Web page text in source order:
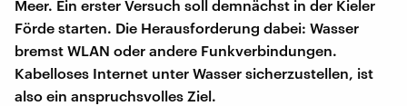
Meer. Ein erster Versuch soll demnächst in der Kieler
Förde starten. Die Herausforderung dabei: Wasser
bremst WLAN oder andere Funkverbindungen.
Kabelloses Internet unter Wasser sicherzustellen, ist
also ein anspruchsvolles Ziel.